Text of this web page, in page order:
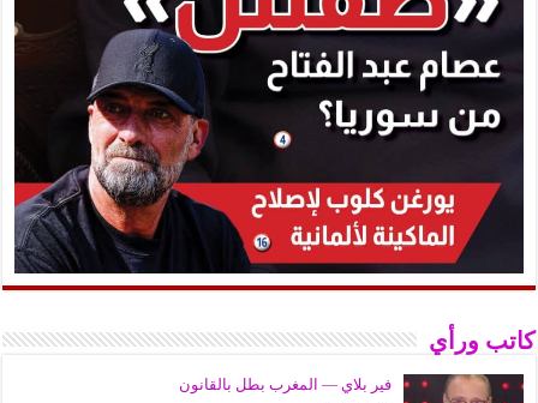
كاتب ورأي
فير بلاي — المغرب بطل بالقانون